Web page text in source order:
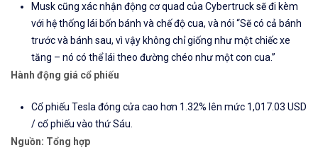
Musk cũng xác nhận động cơ quad của Cybertruck sẽ đi kèm
với hệ thống lái bốn bánh và chế độ cua, và nói “Sẽ có cả bánh
trước và bánh sau, vì vậy không chỉ giống như một chiếc xe
tăng – nó có thể lái theo đường chéo như một con cua.”
Hành động giá cổ phiếu
Cổ phiếu Tesla đóng cửa cao hơn 1.32% lên mức 1,017.03 USD
/ cổ phiếu vào thứ Sáu.
Nguồn: Tổng hợp